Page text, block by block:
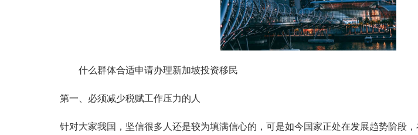
什么群体合适申请办理新加坡投资移民
第一、必须减少税赋工作压力的人
针对大家我国，坚信很多人还是较为填满信心的，可是如今国家正处在发展趋势阶段